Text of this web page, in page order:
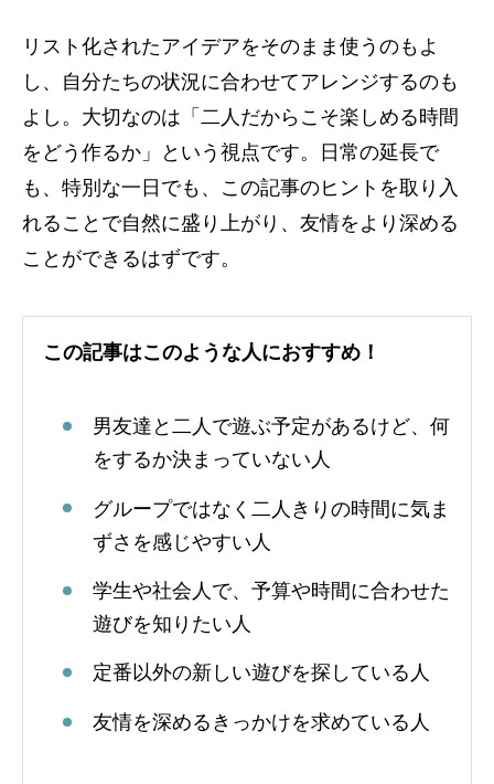
リスト化されたアイデアをそのまま使うのもよ
し、自分たちの状況に合わせてアレンジするのも
よし。大切なのは「二人だからこそ楽しめる時間
をどう作るか」という視点です。日常の延長で
も、特別な一日でも、この記事のヒントを取り入
れることで自然に盛り上がり、友情をより深める
ことができるはずです。
この記事はこのような人におすすめ！
男友達と二人で遊ぶ予定があるけど、何
をするか決まっていない人
グループではなく二人きりの時間に気ま
ずさを感じやすい人
学生や社会人で、予算や時間に合わせた
遊びを知りたい人
定番以外の新しい遊びを探している人
友情を深めるきっかけを求めている人